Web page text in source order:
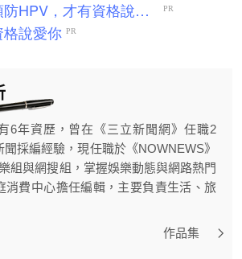
6年資歷，曾在《三立新聞網》任職2
採編經驗，現任職於《NOWNEWS》
組與網搜組，掌握娛樂動態與網路熱門
消費中心擔任編輯，主要負責生活、旅
作品集